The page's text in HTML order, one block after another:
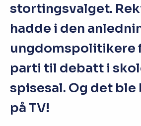
stortingsvalget.
hadde i den
ungdomspolitikere
parti til debatt i
spisesal. Og det ble
på TV!